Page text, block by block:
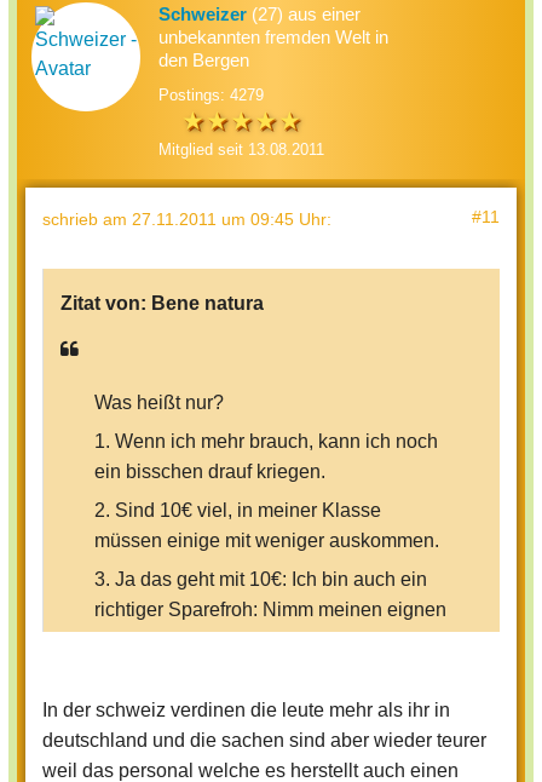
Schweizer (27) aus einer
unbekannten fremden Welt in
den Bergen
Postings: 4279
Mitglied seit 13.08.2011
schrieb am 27.11.2011 um 09:45 Uhr: #11
Zitat von: Bene natura
Was heißt nur?
1. Wenn ich mehr brauch, kann ich noch
ein bisschen drauf kriegen.
2. Sind 10€ viel, in meiner Klasse
müssen einige mit weniger auskommen.
3. Ja das geht mit 10€: Ich bin auch ein
richtiger Sparefroh: Nimm meinen eignen
(Mengenrabbat) usw.
4. Ist in der Schweiz auch eine höhere
Inflation, da kriegt man (manchmal) mehr
In der schweiz verdinen die leute mehr als ihr in
deutschland und die sachen sind aber wieder teurer
weil das personal welche es herstellt auch einen